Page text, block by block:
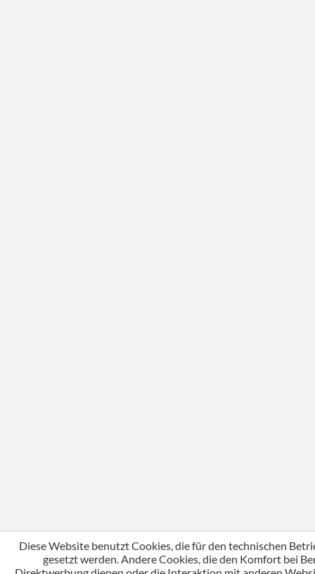
Diese Website benutzt Cookies, die für den technischen
gesetzt werden. Andere Cookies, die den Komfort bei